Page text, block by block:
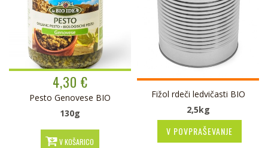
4,30 €
Pesto Genovese BIO
130g
V KOŠARICO
Fižol rdeči ledvičasti BIO
2,5kg
V POVPRAŠEVANJE